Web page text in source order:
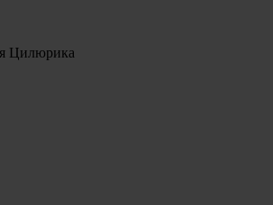
Цилюрика